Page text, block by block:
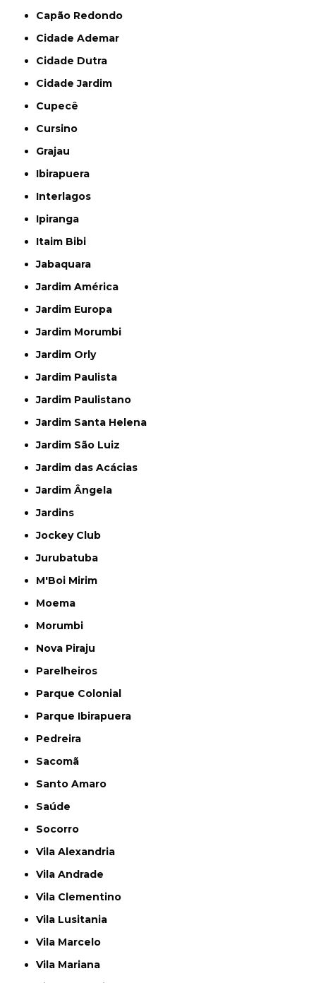
Capão Redondo
Cidade Ademar
Cidade Dutra
Cidade Jardim
Cupecê
Cursino
Grajau
Ibirapuera
Interlagos
Ipiranga
Itaim Bibi
Jabaquara
Jardim América
Jardim Europa
Jardim Morumbi
Jardim Orly
Jardim Paulista
Jardim Paulistano
Jardim Santa Helena
Jardim São Luiz
Jardim das Acácias
Jardim Ângela
Jardins
Jockey Club
Jurubatuba
M'Boi Mirim
Moema
Morumbi
Nova Piraju
Parelheiros
Parque Colonial
Parque Ibirapuera
Pedreira
Sacomã
Santo Amaro
Saúde
Socorro
Vila Alexandria
Vila Andrade
Vila Clementino
Vila Lusitania
Vila Marcelo
Vila Mariana